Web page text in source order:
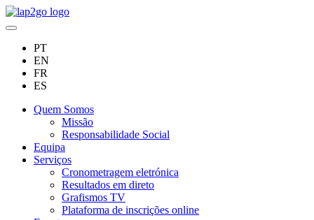
PT
EN
FR
ES
Quem Somos
Missão
Responsabilidade Social
Equipa
Serviços
Cronometragem eletrónica
Resultados em direto
Grafismos TV
Plataforma de inscrições online